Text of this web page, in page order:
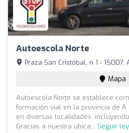
Autoescola Norte
Praza San Cristóbal, n 1 - 15007,
Mapa
Autoescola Norte se establece
formación vial en la provincia de A
en diversas localidades,
Gracias a nuestra ubica... Seguir